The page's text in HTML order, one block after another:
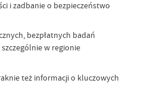
i zadbanie o bezpieczeństwo
bezpłatnych badań
w regionie
też informacji o kluczowych